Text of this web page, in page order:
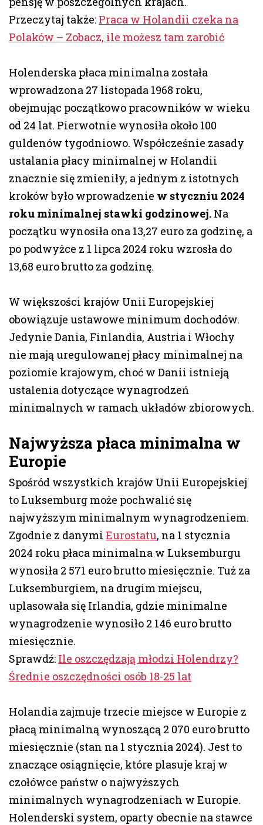
Przeczytaj także: Praca w Holandii czeka na
Polaków – Zobacz, ile możesz tam zarobić
Holenderska płaca minimalna została
wprowadzona 27 listopada 1968 roku,
obejmując początkowo pracowników w wieku
od 24 lat. Pierwotnie wynosiła około 100
guldenów tygodniowo. Współcześnie zasady
ustalania płacy minimalnej w Holandii
znacznie się zmieniły, a jednym z istotnych
kroków było wprowadzenie w styczniu 2024
roku minimalnej stawki godzinowej. Na
początku wynosiła ona 13,27 euro za godzinę, a
po podwyżce z 1 lipca 2024 roku wzrosła do
13,68 euro brutto za godzinę.
W większości krajów Unii Europejskiej
obowiązuje ustawowe minimum dochodów.
Jedynie Dania, Finlandia, Austria i Włochy
nie mają uregulowanej płacy minimalnej na
poziomie krajowym, choć w Danii istnieją
ustalenia dotyczące wynagrodzeń
minimalnych w ramach układów zbiorowych.
Najwyższa płaca minimalna w
Europie
Spośród wszystkich krajów Unii Europejskiej
to Luksemburg może pochwalić się
najwyższym minimalnym wynagrodzeniem.
Zgodnie z danymi Eurostatu, na 1 stycznia
2024 roku płaca minimalna w Luksemburgu
wynosiła 2 571 euro brutto miesięcznie. Tuż za
Luksemburgiem, na drugim miejscu,
uplasowała się Irlandia, gdzie minimalne
wynagrodzenie wynosiło 2 146 euro brutto
miesięcznie.
Sprawdź: Ile oszczędzają młodzi Holendrzy?
Średnie oszczędności osób 18-25 lat
Holandia zajmuje trzecie miejsce w Europie z
płacą minimalną wynoszącą 2 070 euro brutto
miesięcznie (stan na 1 stycznia 2024). Jest to
znaczące osiągnięcie, które plasuje kraj w
czołówce państw o najwyższych
minimalnych wynagrodzeniach w Europie.
Holenderski system, oparty obecnie na stawce